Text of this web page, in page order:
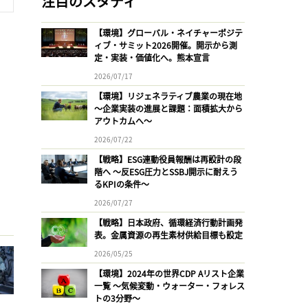
【環境】グローバル・ネイチャーポジテ
ィブ・サミット2026開催。開示から測
定・実装・価値化へ。熊本宣言
2026/07/17
【環境】リジェネラティブ農業の現在地
〜企業実装の進展と課題：面積拡大から
アウトカムへ〜
2026/07/22
【戦略】ESG連動役員報酬は再設計の段
階へ 〜反ESG圧力とSSBJ開示に耐えう
るKPIの条件〜
2026/07/27
【戦略】日本政府、循環経済行動計画発
表。金属資源の再生素材供給目標も設定
2026/05/25
【環境】2024年の世界CDP Aリスト企業
一覧 〜気候変動・ウォーター・フォレス
トの3分野〜